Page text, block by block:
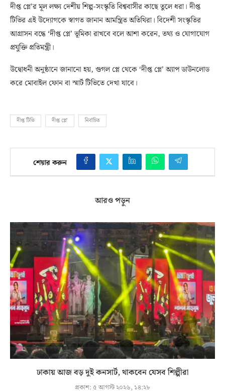
দীপ্ত প্লে’র মূল লক্ষ্য দেশীয় শিল্প-সংস্কৃতি বিশ্ববাসীর কাছে তুলে ধরা। দীপ্ত
টিভির এই উদ্যোগকে স্বাগত জানান আমন্ত্রিত অতিথিরা। বিদেশী সংস্কৃতির
আগ্রাসন বন্ধে ‘দীপ্ত প্লে’ ভূমিকা রাখবে বলে আশা করেন, তথ্য ও যোগাযোগ
প্রযুক্তি প্রতিমন্ত্রী।
উদ্বোধনী অনুষ্ঠানে জানানো হয়, গুগল প্লে থেকে ‘দীপ্ত প্লে’ অ্যাপ ডাউনলোড
করে মোবাইল ফোন বা স্মার্ট টিভিতে দেখা যাবে।
দীপ্ত টিভি দীপ্ত প্লে’ নির্বাচিত
শেয়ার করুন
আরও পড়ুন
ঢাকায় আজ বড় দুই কনসার্ট, থাকবেন যেসব শিল্পীরা
প্রকাশ: ৫ আগস্ট ২০২৬, ১৪:২৮